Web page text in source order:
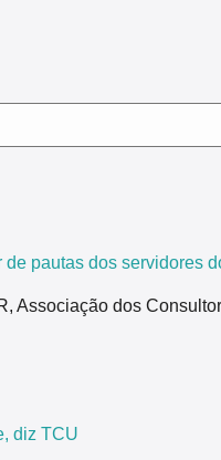
pautas dos servidores
Associação dos
diz TCU